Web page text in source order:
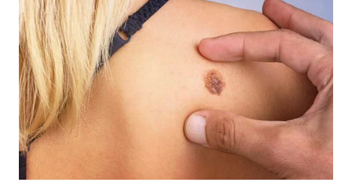
LAWAS
WN
SUMEDANG
WN
CIANJUR
KEPULAUAN